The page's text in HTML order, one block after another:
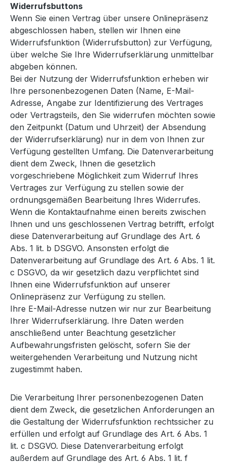
Widerrufsbuttons
Wenn Sie einen Vertrag über unsere Onlinepräsenz
abgeschlossen haben, stellen wir Ihnen eine
Widerrufsfunktion (Widerrufsbutton) zur Verfügung,
über welche Sie Ihre Widerrufserklärung unmittelbar
abgeben können.
Bei der Nutzung der Widerrufsfunktion erheben wir
Ihre personenbezogenen Daten (Name, E-Mail-
Adresse, Angabe zur Identifizierung des Vertrages
oder Vertragsteils, den Sie widerrufen möchten sowie
den Zeitpunkt (Datum und Uhrzeit) der Absendung
der Widerrufserklärung) nur in dem von Ihnen zur
Verfügung gestellten Umfang. Die Datenverarbeitung
dient dem Zweck, Ihnen die gesetzlich
vorgeschriebene Möglichkeit zum Widerruf Ihres
Vertrages zur Verfügung zu stellen sowie der
ordnungsgemäßen Bearbeitung Ihres Widerrufes.
Wenn die Kontaktaufnahme einen bereits zwischen
Ihnen und uns geschlossenen Vertrag betrifft, erfolgt
diese Datenverarbeitung auf Grundlage des Art. 6
Abs. 1 lit. b DSGVO. Ansonsten erfolgt die
Datenverarbeitung auf Grundlage des Art. 6 Abs. 1 lit.
c DSGVO, da wir gesetzlich dazu verpflichtet sind
Ihnen eine Widerrufsfunktion auf unserer
Onlinepräsenz zur Verfügung zu stellen.
Ihre E-Mail-Adresse nutzen wir nur zur Bearbeitung
Ihrer Widerrufserklärung. Ihre Daten werden
anschließend unter Beachtung gesetzlicher
Aufbewahrungsfristen gelöscht, sofern Sie der
weitergehenden Verarbeitung und Nutzung nicht
zugestimmt haben.
Die Verarbeitung Ihrer personenbezogenen Daten
dient dem Zweck, die gesetzlichen Anforderungen an
die Gestaltung der Widerrufsfunktion rechtssicher zu
erfüllen und erfolgt auf Grundlage des Art. 6 Abs. 1
lit. c DSGVO. Diese Datenverarbeitung erfolgt
außerdem auf Grundlage des Art. 6 Abs. 1 lit. f